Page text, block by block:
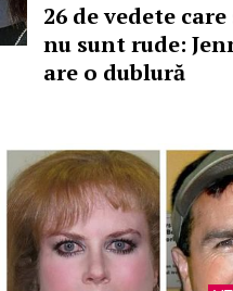
26 de vedete
nu sunt rude:
are o dublură